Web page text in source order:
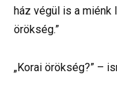
ház végül is a miénk
örökség.”
„Korai örökség?” –